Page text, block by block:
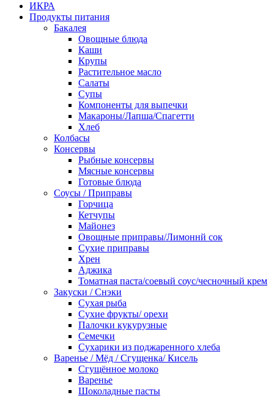
ИКРА
Продукты питания
Бакалея
Овощные блюда
Каши
Крупы
Растительное масло
Салаты
Супы
Компоненты для выпечки
Макароны/Лапша/Спагетти
Хлеб
Колбасы
Консервы
Рыбные консервы
Мясные консервы
Готовые блюда
Соусы / Приправы
Горчица
Кетчупы
Майонез
Овощные приправы/Лимоннй сок
Сухие приправы
Хрен
Аджика
Томатная паста/соевый соус/чесночный крем
Закуски / Снэки
Сухая рыба
Сухие фрукты/ орехи
Палочки кукурузные
Семечки
Сухарики из поджаренного хлеба
Варенье / Мёд / Сгущенка/ Кисель
Сгущённое молоко
Варенье
Шоколадные пасты